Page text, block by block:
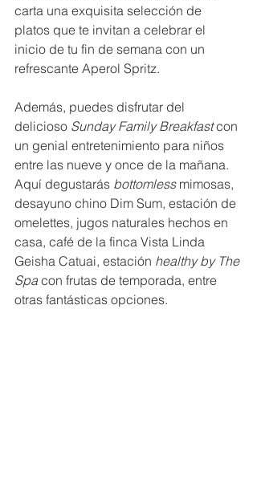
carta una exquisita selección de
platos que te invitan a celebrar el
inicio de tu fin de semana con un
refrescante Aperol Spritz.
Además, puedes disfrutar del
delicioso Sunday Family Breakfast con
un genial entretenimiento para niños
entre las nueve y once de la mañana.
Aquí degustarás bottomless mimosas,
desayuno chino Dim Sum, estación de
omelettes, jugos naturales hechos en
casa, café de la finca Vista Linda
Geisha Catuai, estación healthy by The
Spa con frutas de temporada, entre
otras fantásticas opciones.